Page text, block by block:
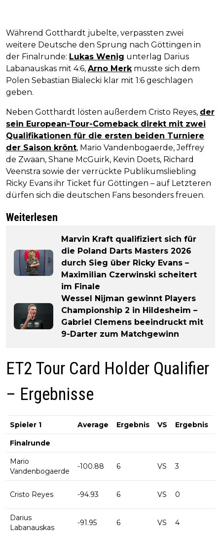
Während Gotthardt jubelte, verpassten zwei
weitere Deutsche den Sprung nach Göttingen in
der Finalrunde: Lukas Wenig unterlag Darius
Labanauskas mit 4:6, Arno Merkmusste sich dem
Polen Sebastian Bialecki klar mit 1:6 geschlagen
geben.
Neben Gotthardt lösten außerdem Cristo Reyes, der
sein European-Tour-Comeback direkt mit zwei
Qualifikationen für die ersten beiden Turniere
der Saison krönt, Mario Vandenbogaerde, Jeffrey
de Zwaan, Shane McGuirk, Kevin Doets, Richard
Veenstra sowie der verrückte Publikumsliebling
Ricky Evans ihr Ticket für Göttingen – auf Letzteren
dürfen sich die deutschen Fans besonders freuen.
Weiterlesen
Marvin Kraft qualifiziert sich für
die Poland Darts Masters 2026
durch Sieg über Ricky Evans –
Maximilian Czerwinski scheitert
im Finale
Wessel Nijman gewinnt Players
Championship 2 in Hildesheim –
Gabriel Clemens beeindruckt mit
9-Darter zum Matchgewinn
ET2 Tour Card Holder Qualifier
– Ergebnisse
Spieler 1 Average Ergebnis VS Ergebnis
Finalrunde
Mario
Vandenbogaerde
-100.88 6 VS 3
Cristo Reyes -94.93 6 VS 0
Darius
Labanauskas
-91.95 6 VS 4